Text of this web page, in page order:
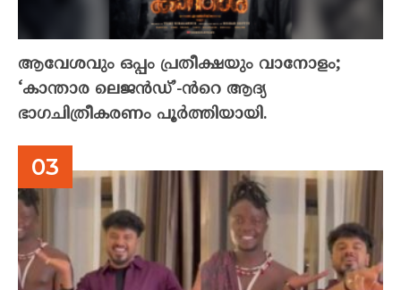
ആവേശവും ഒപ്പം പ്രതീക്ഷയും വാനോളം;
‘കാന്താര ലെജൻഡ്’-ൻറെ ആദ്യ
ഭാഗചിത്രീകരണം പൂർത്തിയായി.